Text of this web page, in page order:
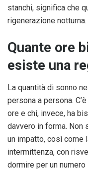
stanchi, significa che
rigenerazione notturna.
Quante ore
esiste una
La quantità di sonno
persona a persona.
ore e chi, invece, ha
davvero in forma. Non
un impatto, così come
intermittenza, con
dormire per un